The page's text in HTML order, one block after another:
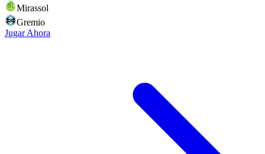
Mirassol
Gremio
Jugar Ahora